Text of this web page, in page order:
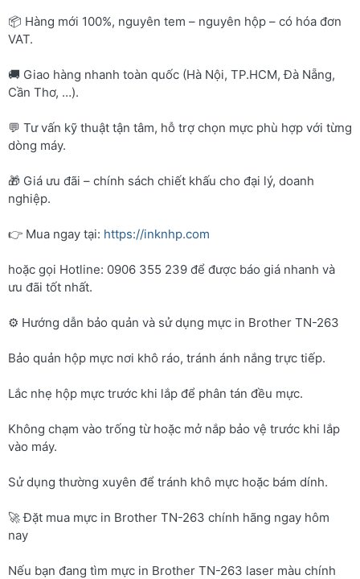
📦 Hàng mới 100%, nguyên tem – nguyên hộp – có hóa đơn
VAT.
🚚 Giao hàng nhanh toàn quốc (Hà Nội, TP.HCM, Đà Nẵng,
Cần Thơ, …).
💬 Tư vấn kỹ thuật tận tâm, hỗ trợ chọn mực phù hợp với từng
dòng máy.
🎁 Giá ưu đãi – chính sách chiết khấu cho đại lý, doanh
nghiệp.
👉 Mua ngay tại: https://inknhp.com
hoặc gọi Hotline: 0906 355 239 để được báo giá nhanh và
ưu đãi tốt nhất.
⚙️ Hướng dẫn bảo quản và sử dụng mực in Brother TN-263
Bảo quản hộp mực nơi khô ráo, tránh ánh nắng trực tiếp.
Lắc nhẹ hộp mực trước khi lắp để phân tán đều mực.
Không chạm vào trống từ hoặc mở nắp bảo vệ trước khi lắp
vào máy.
Sử dụng thường xuyên để tránh khô mực hoặc bám dính.
🚀 Đặt mua mực in Brother TN-263 chính hãng ngay hôm
nay
Nếu bạn đang tìm mực in Brother TN-263 laser màu chính